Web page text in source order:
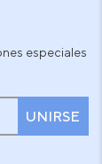
especiales
UNIRSE